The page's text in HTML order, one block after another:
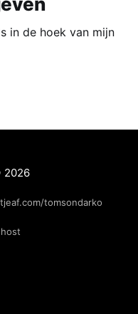
in de hoek van mijn
tomsondarko